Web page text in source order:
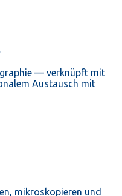
— verknüpft mit
Austausch mit
mikroskopieren und